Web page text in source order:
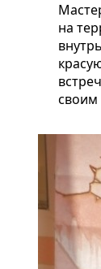
на
своим